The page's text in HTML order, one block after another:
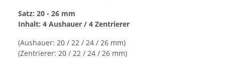
Satz: 20 - 26 mm
Inhalt: 4 Aushauer / 4 Zentrierer
(Aushauer: 20 / 22 / 24 / 26 mm)
(Zentrierer: 20 / 22 / 24 / 26 mm)